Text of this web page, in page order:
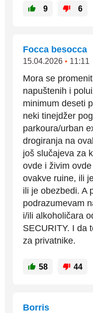
9 6
Focca besocca
15.04.2026 • 11:11
Mora se
napuštenih i
minimum deseti
neki tinejdžer
parkoura/urban
drogiranja na
još slučajeva za
ovde i živim
ovakve ruine, ili
ili je obezbedi. A
podrazumevam
i/ili alkoholičara
SECURITY. I da
za privatnike.
58 44
Borris